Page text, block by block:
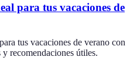
para tus vacaciones de
tus vacaciones de verano con
recomendaciones útiles.